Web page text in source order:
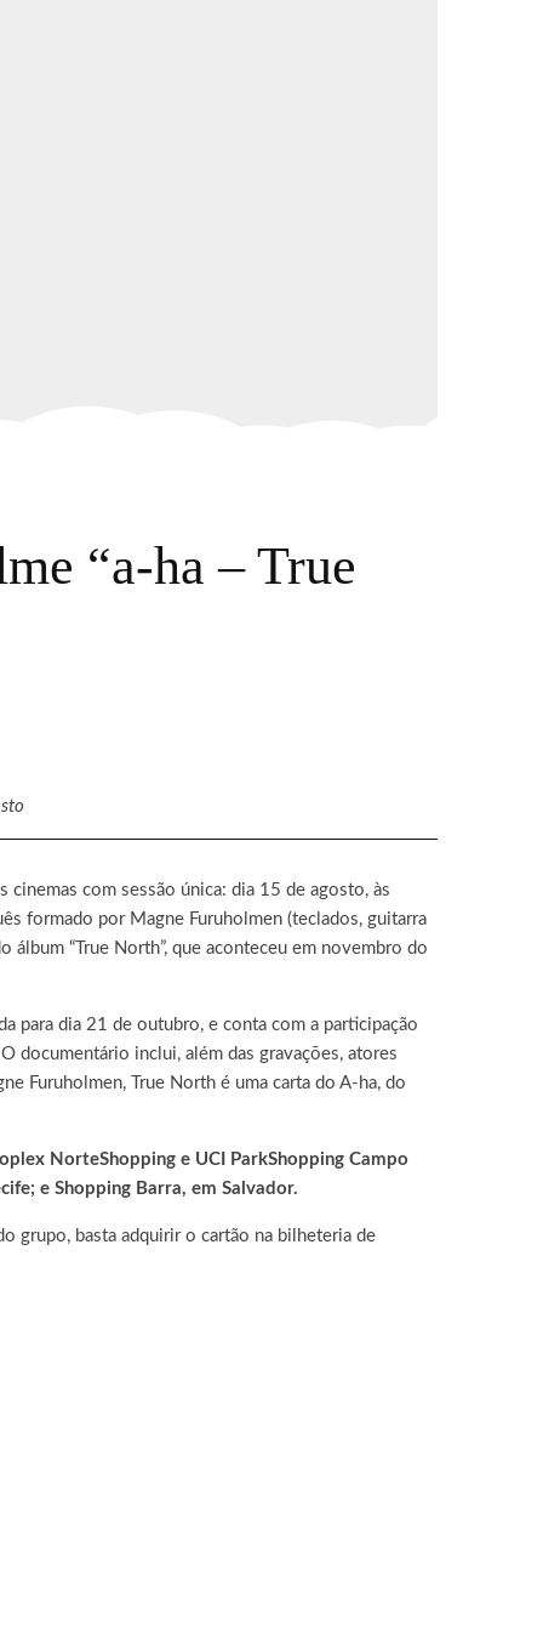
“a-ha – True
cinemas com sessão única: dia 15 de agosto, às
formado por Magne Furuholmen (teclados, guitarra
“True North”, que aconteceu em novembro do
para dia 21 de outubro, e conta com a participação
documentário inclui, além das gravações, atores
Furuholmen, True North é uma carta do A-ha, do
NorteShopping e UCI ParkShopping Campo
e Shopping Barra, em Salvador.
grupo, basta adquirir o cartão na bilheteria de